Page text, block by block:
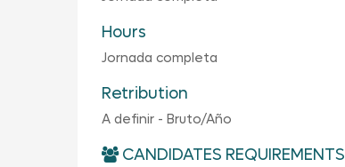
Hours
Jornada completa
Retribution
A definir - Bruto/Año
CANDIDATES REQUIREMENTS